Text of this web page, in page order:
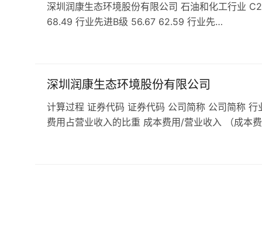
深圳润康生态环境股份有限公司 石油和化工行业
68.49 行业先进B级 56.67 62.59 行业先…
深圳润康生态环境股份有限公司
计算过程 证券代码 证券代码 公司简称 公司简称
费用占营业收入的比重 成本费用/营业收入 （成本